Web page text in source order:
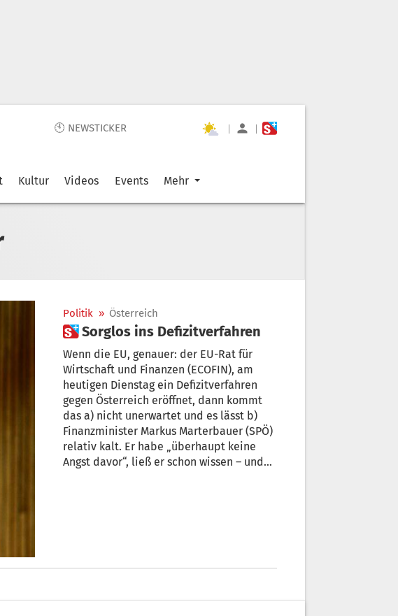
🕙 NEWSTICKER | |
Kultur Videos Events Mehr
Politik » Österreich
 Sorglos ins Defizitverfahren
Wenn die EU, genauer: der EU-Rat für
Wirtschaft und Finanzen (ECOFIN), am
heutigen Dienstag ein Defizitverfahren
gegen Österreich eröffnet, dann kommt
das a) nicht unerwartet und es lässt b)
Finanzminister Markus Marterbauer (SPÖ)
relativ kalt. Er habe „überhaupt keine
Angst davor“, ließ er schon wissen – und